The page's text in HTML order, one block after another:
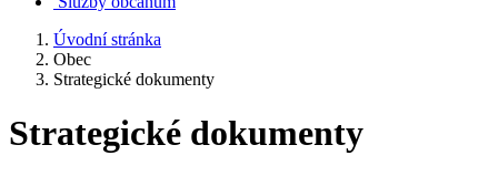
Úvodní stránka
Obec
Strategické dokumenty
Strategické dokumenty